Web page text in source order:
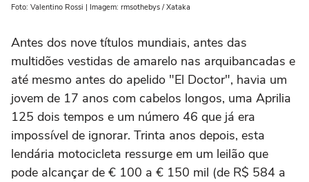
Foto: Valentino Rossi | Imagem: rmsothebys / Xataka
Antes dos nove títulos mundiais, antes das
multidões vestidas de amarelo nas arquibancadas e
até mesmo antes do apelido "El Doctor", havia um
jovem de 17 anos com cabelos longos, uma Aprilia
125 dois tempos e um número 46 que já era
impossível de ignorar. Trinta anos depois, esta
lendária motocicleta ressurge em um leilão que
pode alcançar de € 100 a € 150 mil (de R$ 584 a